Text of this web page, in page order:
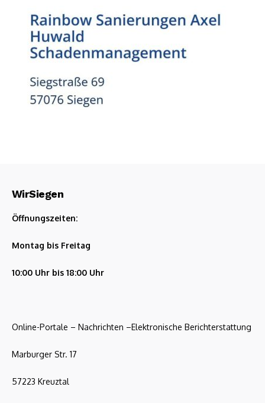
WirSiegen
Öffnungszeiten:
Montag bis Freitag
10:00 Uhr bis 18:00 Uhr
Online-Portale – Nachrichten –Elektronische Berichterstattung
Marburger Str. 17
57223 Kreuztal